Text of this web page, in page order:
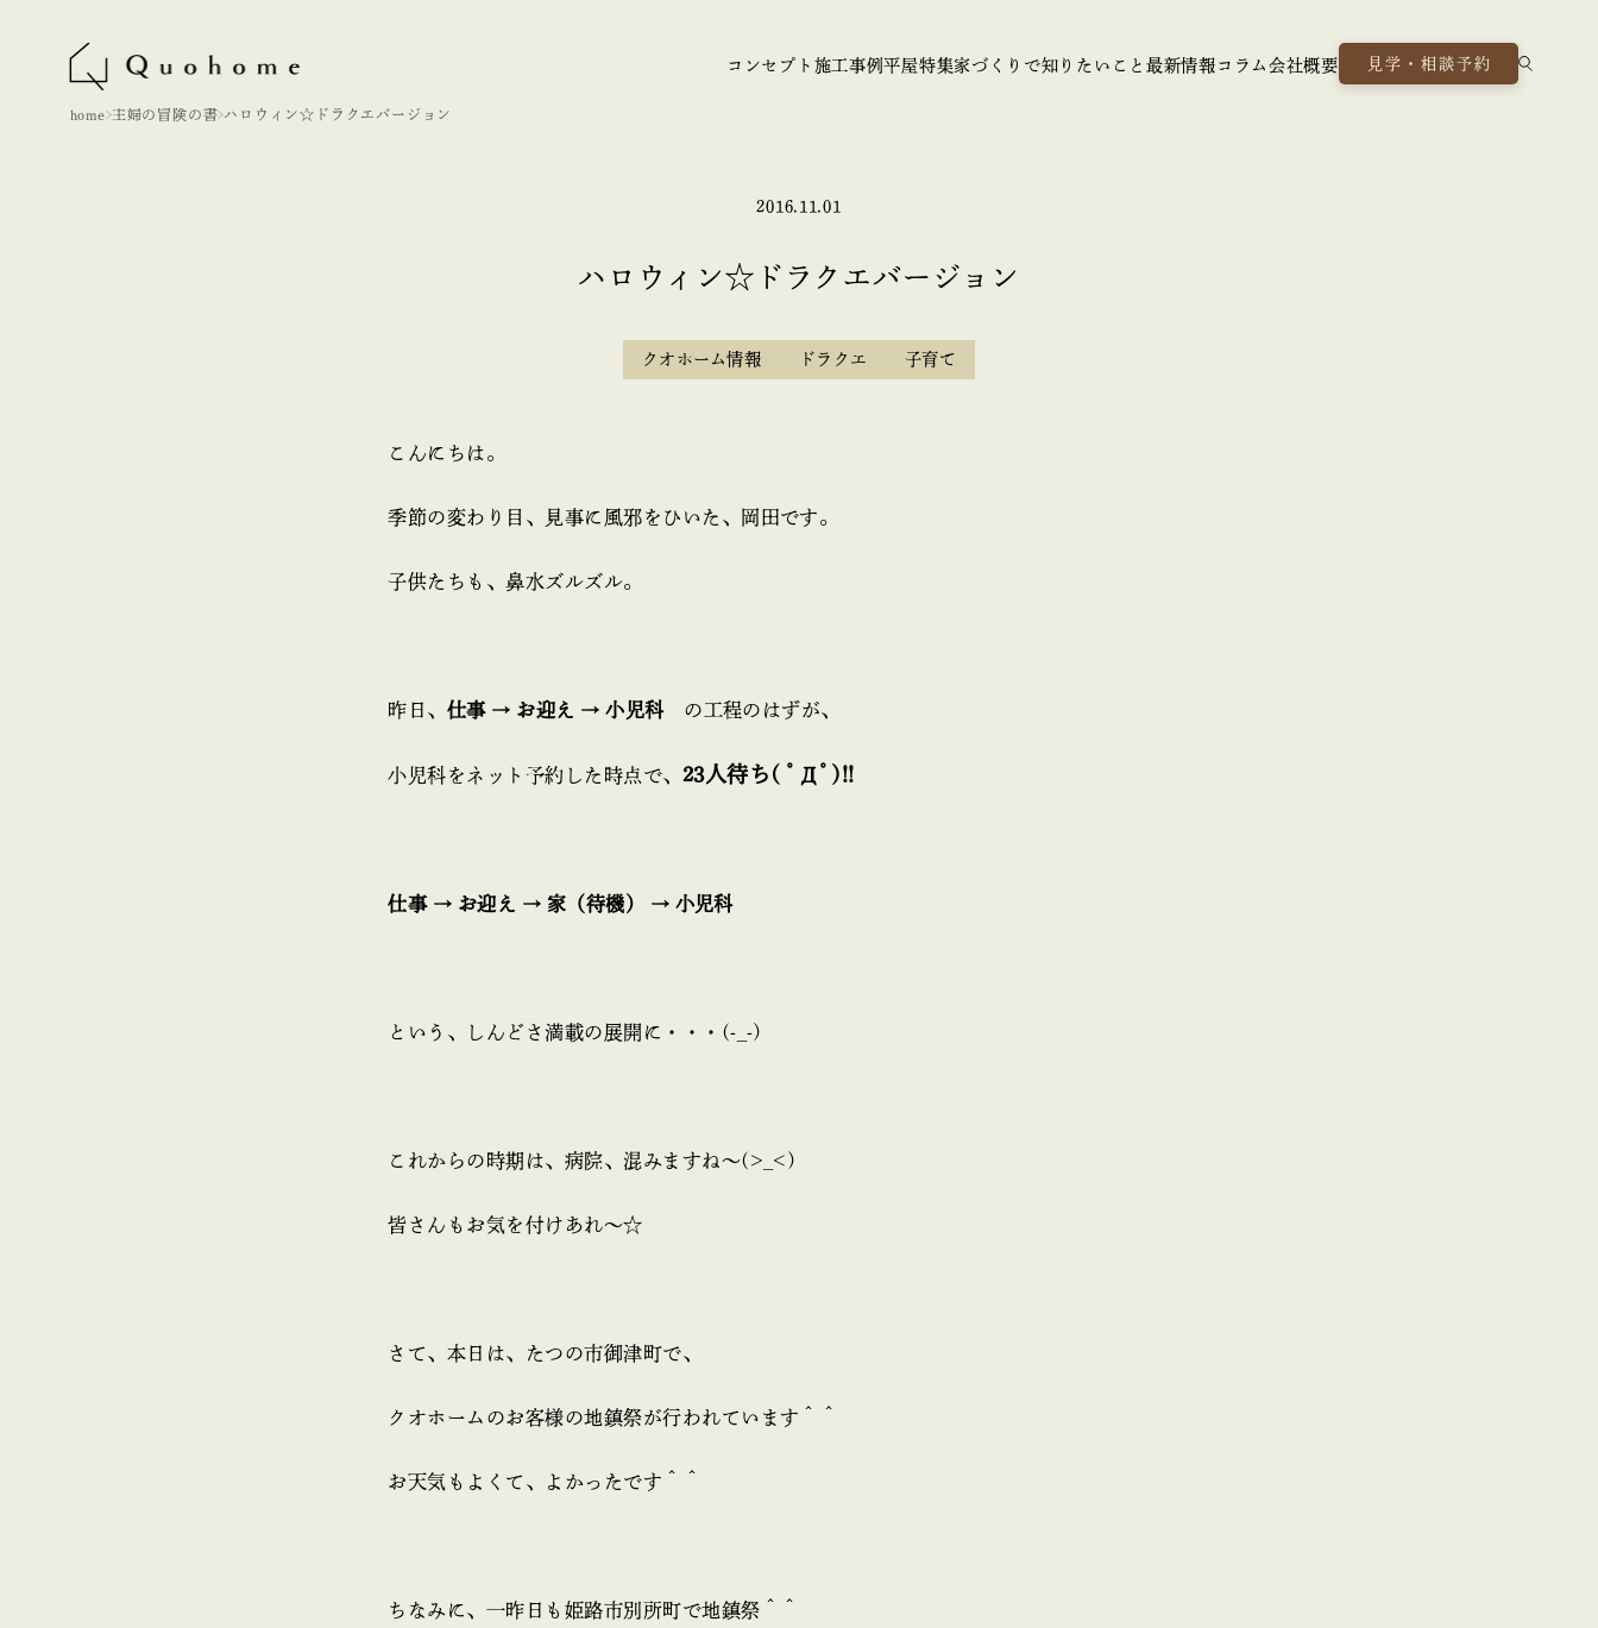
コンセプト 施工事例平屋特集家づくりで知りたいこと最新情報 コラム 会社概要 見学・相談予約
home 主婦の冒険の書 ハロウィン☆ドラクエバージョン
2016.11.01
ハロウィン☆ドラクエバージョン
クオホーム情報 ドラクエ 子育て
こんにちは。
季節の変わり目、見事に風邪をひいた、岡田です。
子供たちも、鼻水ズルズル。
昨日、 仕事 → お迎え → 小児科の工程のはずが、
小児科をネット予約した時点で、 23人待ち( ﾟДﾟ)!!
仕事 → お迎え → 家（待機） → 小児科
という、しんどさ満載の展開に・・・(-_-)
これからの時期は、病院、混みますね～(>_<)
皆さんもお気を付けあれ～☆
さて、本日は、たつの市御津町で、
クオホームのお客様の地鎮祭が行われています＾＾
お天気もよくて、よかったです＾＾
ちなみに、一昨日も姫路市別所町で地鎮祭＾＾